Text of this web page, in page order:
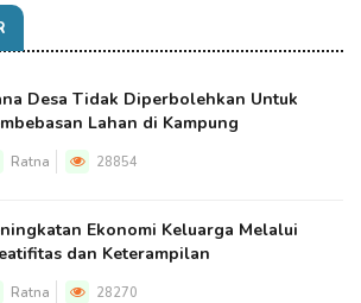
Desa Tidak Diperbolehkan Untuk
Lahan di Kampung
Ratna 28854
Ekonomi Keluarga Melalui
dan Keterampilan
Ratna 28270